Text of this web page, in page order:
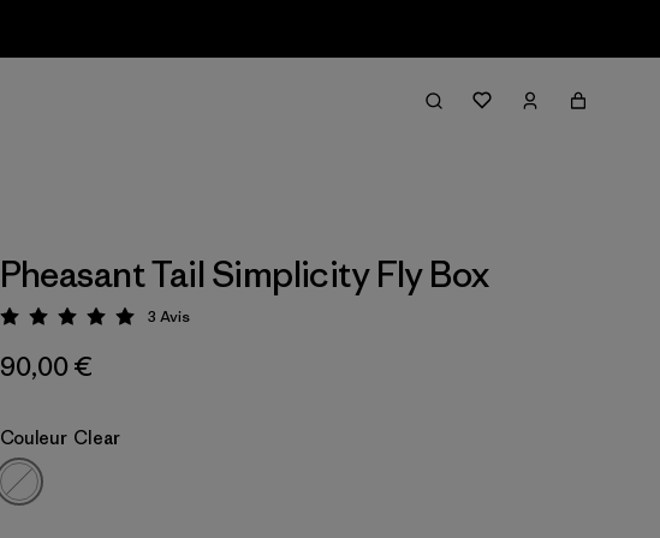
Pheasant Tail Simplicity Fly Box
Évaluation: 5 / 5
3 Avis
90,00 €
Couleur Clear